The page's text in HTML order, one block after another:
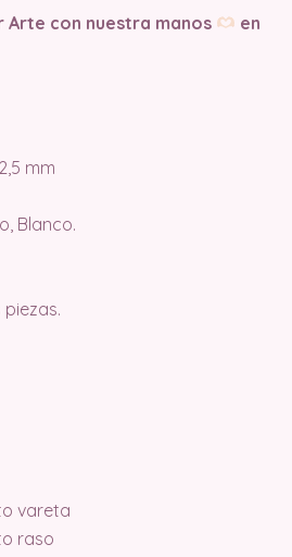
Arte con nuestra manos
en
mm
Blanco.
vareta
raso